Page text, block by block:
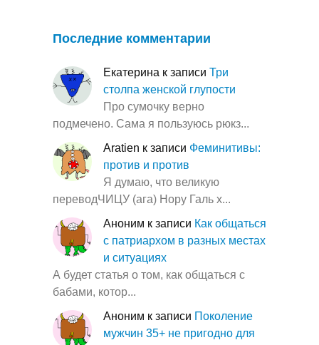
Последние комментарии
Екатерина к записи Три
столпа женской глупости
Про сумочку верно
подмечено. Сама я пользуюсь рюкз...
Aratien к записи Феминитивы:
против и против
Я думаю, что великую
переводЧИЦУ (ага) Нору Галь х...
Аноним к записи Как общаться
с патриархом в разных местах
и ситуациях
А будет статья о том, как общаться с
бабами, котор...
Аноним к записи Поколение
мужчин 35+ не пригодно для